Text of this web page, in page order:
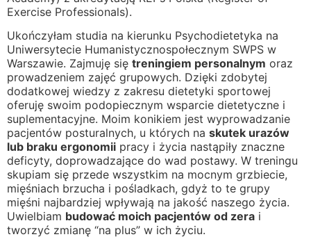
Exercise Professionals).
Ukończyłam studia na kierunku Psychodietetyka na
Uniwersytecie Humanistycznospołecznym SWPS w
Warszawie. Zajmuję się treningiem personalnym oraz
prowadzeniem zajęć grupowych. Dzięki zdobytej
dodatkowej wiedzy z zakresu dietetyki sportowej
oferuję swoim podopiecznym wsparcie dietetyczne i
suplementacyjne. Moim konikiem jest wyprowadzanie
pacjentów posturalnych, u których na skutek urazów
lub braku ergonomii pracy i życia nastąpiły znaczne
deficyty, doprowadzające do wad postawy. W treningu
skupiam się przede wszystkim na mocnym grzbiecie,
mięśniach brzucha i pośladkach, gdyż to te grupy
mięśni najbardziej wpływają na jakość naszego życia.
Uwielbiam budować moich pacjentów od zera i
tworzyć zmianę “na plus” w ich życiu.